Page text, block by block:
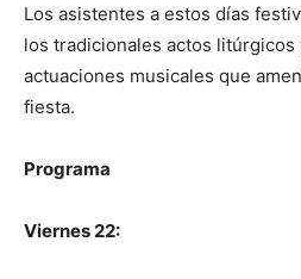
Los asistentes a estos días
los tradicionales actos
actuaciones musicales que
fiesta.
Programa
Viernes 22: